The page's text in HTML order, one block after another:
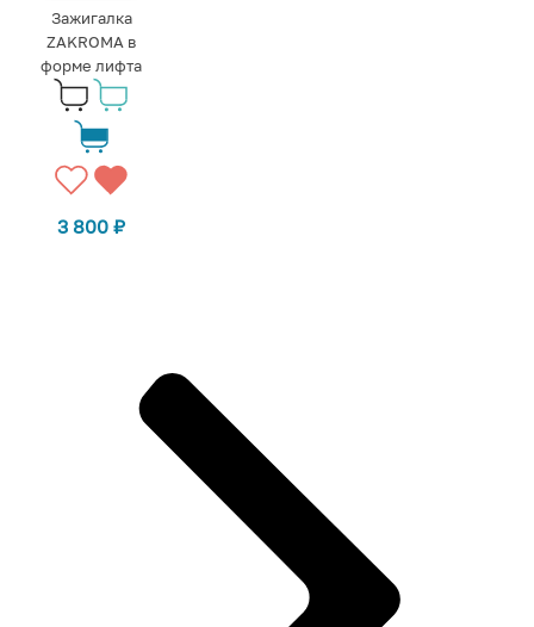
Зажигалка
ZAKROMA в
форме лифта
3 800₽